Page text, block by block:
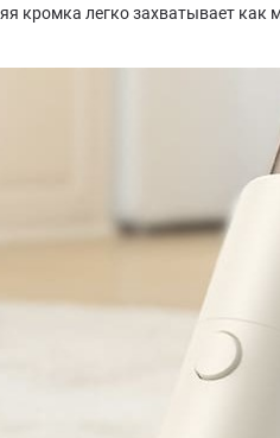
легко захватывает как